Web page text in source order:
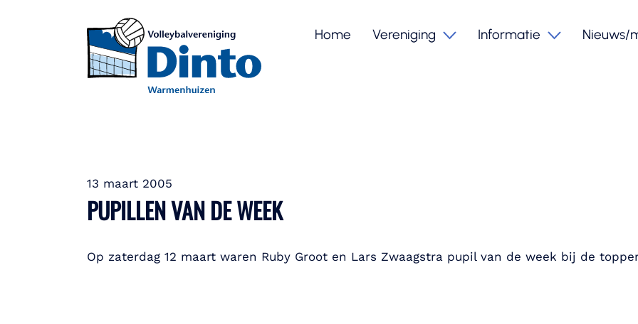
Home Vereniging Informatie Nieuws/
13 maart 2005
PUPILLEN VAN DE WEEK
Op zaterdag 12 maart waren Ruby Groot en Lars Zwaagstra pupil van de week bij de